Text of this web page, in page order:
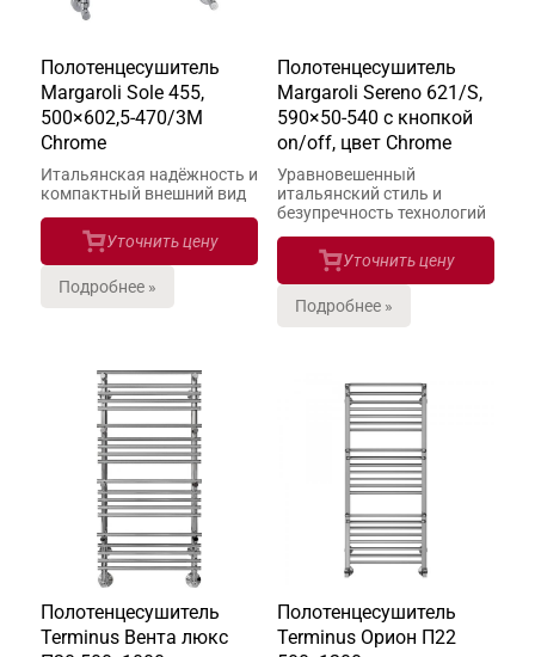
Полотенцесушитель
Margaroli Sole 455,
500×602,5-470/3M
Chrome
Итальянская надёжность и
компактный внешний вид
Уточнить цену
Подробнее »
Полотенцесушитель
Margaroli Sereno 621/S,
590×50-540 с кнопкой
on/off, цвет Chrome
Уравновешенный
итальянский стиль и
безупречность технологий
Уточнить цену
Подробнее »
Полотенцесушитель
Terminus Вента люкс
Полотенцесушитель
Terminus Орион П22